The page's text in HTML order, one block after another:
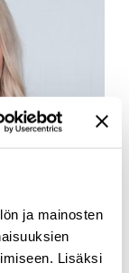
ja mainosten
Lisäksi